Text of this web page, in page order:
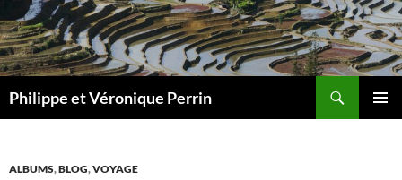
to
content
Philippe et Véronique Perrin
ALBUMS,BLOG,VOYAGE